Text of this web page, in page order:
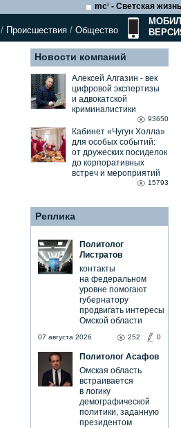
mc2 - Светская
/ Происшествия / Общество
Новости компаний
Алексей Алгазин ⁃ век
цифровой экспертизы
и адвокатской
криминалистики
93650
Кабинет «Чугун Холла»
для особых событий:
от дружеских посиделок
до корпоративных
встреч и мероприятий
15793
Реплика
Политолог
Листратов
контакты
на федеральном
уровне помогают
губернатору
продвигать интересы
Омской области
252 0
07 августа 2026
Политолог Асафов
Омская область
встраивается
в логику
демографической
политики, заданную
президентом